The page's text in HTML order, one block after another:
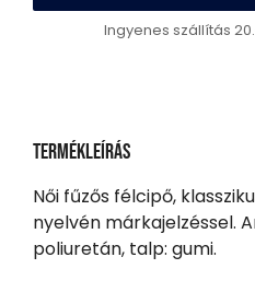
Ingyenes szállítás
Termékleírás
Női fűzős félcipő,
nyelvén márkajelzéssel.
poliuretán, talp: gumi.